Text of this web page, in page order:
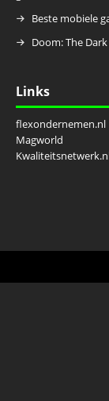
Beste mobiele
Doom: The
Links
flexondernemen.nl
Magworld